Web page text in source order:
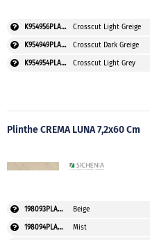
K954956PLAUVEO Crosscut Light Greige
K954949PLAUVEO Crosscut Dark Greige
K954954PLAUVEO Crosscut Light Grey
Plinthe CREMA LUNA 7,2x60 Cm
198093PLAUVEO Beige
198094PLAUVEO Mist